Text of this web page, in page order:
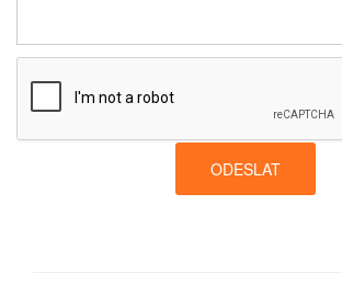
ODESLAT